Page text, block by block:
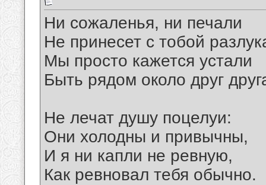
Ни сожаленья, ни печали
Не принесет с тобой
Мы просто кажется устали
Быть рядом около друг
Не лечат душу поцелуи:
Они холодны и привычны,
И я ни капли не ревную,
Как ревновал тебя обычно.